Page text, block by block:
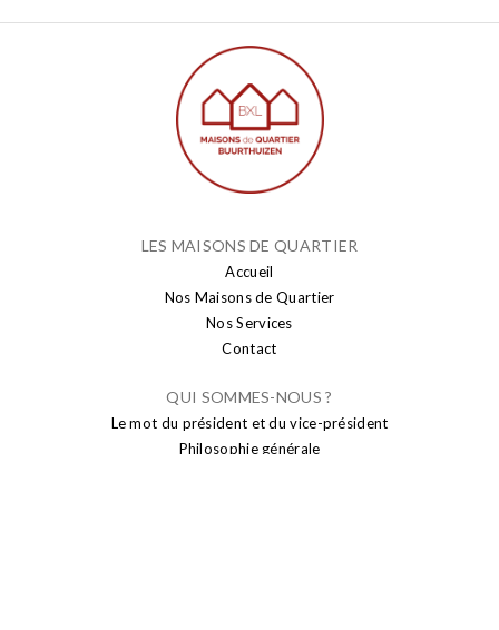
LES MAISONS DE QUARTIER
Accueil
Nos Maisons de Quartier
Nos Services
Contact
QUI SOMMES-NOUS ?
Le mot du président et du vice-président
Philosophie générale